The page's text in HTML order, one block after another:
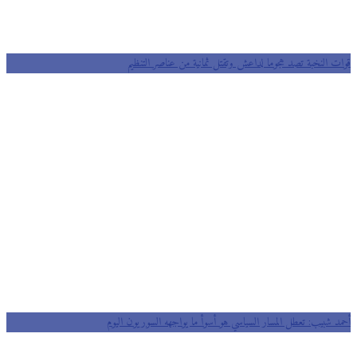
قوات النخبة تصد هجوما لداعش وتقتل ثمانية من عناصر التنظيم
أحمد شبيب: تعطل المسار السياسي هو أسوأ ما يواجهه السوريون اليوم